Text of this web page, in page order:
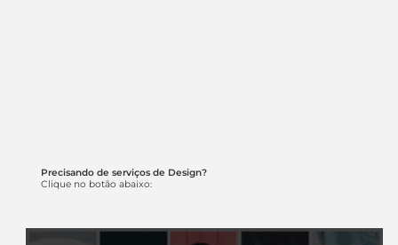
Precisando de serviços de Design?
Clique no botão abaixo: